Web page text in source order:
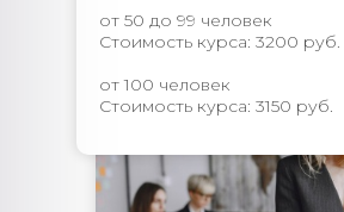
от 50 до 99 человек
Стоимость курса: 3200 руб.
от 100 человек
Стоимость курса: 3150 руб.